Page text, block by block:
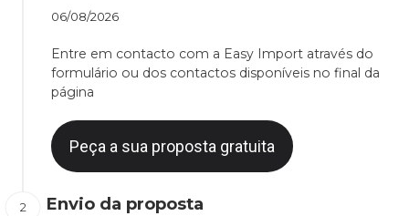
06/08/2026
Entre em contacto com a Easy Import através do
formulário ou dos contactos disponíveis no final da
página
Peça a sua proposta gratuita
Envio da proposta